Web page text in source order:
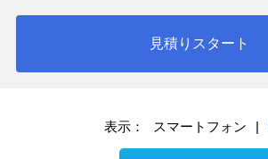
見積りスタート
表示： スマートフォン |